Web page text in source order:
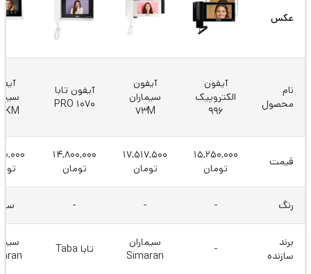
عکس
نام
محصول
آیفون
الکتروپیک
996
آیفون
سیماران
73M
آیفون تابا
1070 PRO
قیمت
15,250,000
تومان
17,517,500
تومان
14,800,000
تومان
رنگ -
-
-
برند
سازنده
-
سیماران
Simaran
تابا Taba